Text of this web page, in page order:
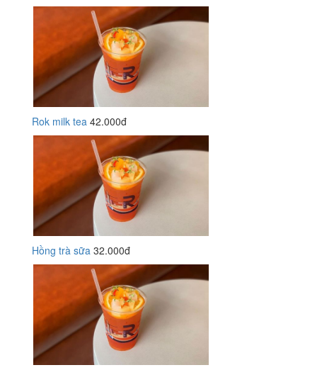
Rok milk tea 42.000đ
Hồng trà sữa 32.000đ